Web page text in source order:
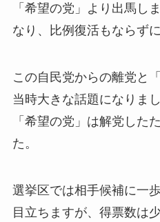
「希望の党」より出馬し
なり、
比例復活もならず
この自民党からの離党と
当時大きな話題になりま
「希望の党」は解党した
た。
選挙区では相手候補に一
目立ちますが、得票数は